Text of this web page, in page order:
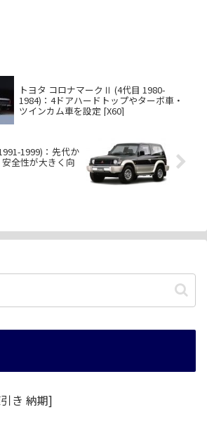
トヨタ コロナマークⅡ (4代目 1980-
1984)：4ドアハードトップやターボ車・
ツインカム車を設定 [X60]
1999)：先代か
全性が大きく向
き 納期]